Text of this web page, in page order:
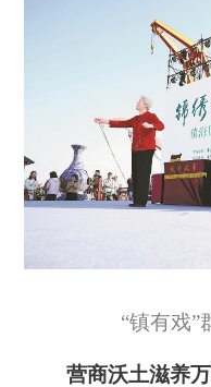
“镇有戏”
营商沃土滋养